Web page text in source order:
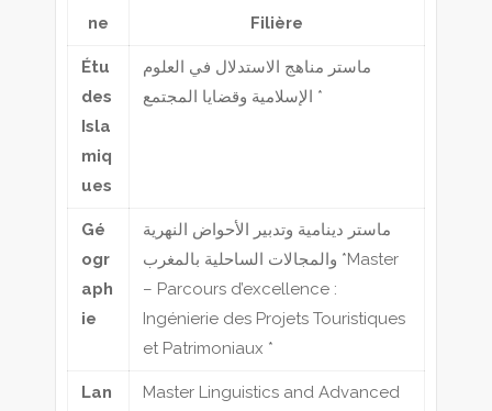
ne
Filière
Étu
des
Isla
miq
ues
ماستر مناهج الاستدلال في العلوم
الإسلامية وقضايا المجتمع *
Gé
ogr
aph
ie
ماستر دينامية وتدبير الأحواض النهرية
والمجالات الساحلية بالمغرب *Master
– Parcours d’excellence :
Ingénierie des Projets Touristiques
et Patrimoniaux *
Lan
Master Linguistics and Advanced